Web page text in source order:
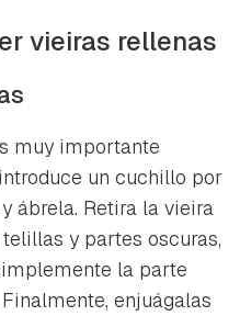
vieiras rellenas
muy importante
un cuchillo por
ábrela. Retira la vieira
y partes oscuras,
la parte
enjuágalas